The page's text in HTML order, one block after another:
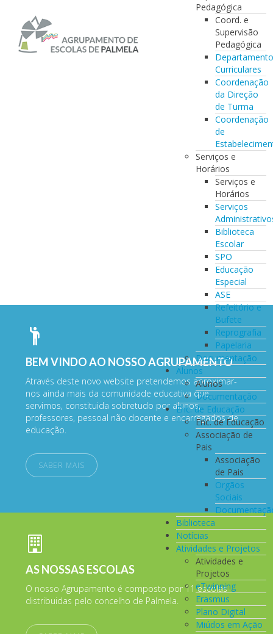
Pedagógica
Coord. e
Supervisão
Pedagógica
Curriculares
Coordenação
da Direção
de Turma
Coordenação
de
Serviços e
Horários
Serviços e
Horários
Serviços
Biblioteca
Escolar
SPO
Educação
Especial
ASE
Refeitório e
Bufete
Reprografia
Papelaria
Documentação
Alunos
Alunos
Documentação
Enc. de Educação
Enc. de Educação
Associação de
Pais
Associação
de Pais
Orgãos
Sociais
Biblioteca
Notícias
Atividades e Projetos
Atividades e
Projetos
eTwinning
Erasmus
Plano Digital
Miúdos em Ação
BEM VINDO AO NOSSO AGRUPAMENTO
Através deste novo website pretendemos aproximar-
nos ainda mais da comunidade educativa que
servimos, constituida sobretudo por alunos,
professores, pessoal não docente e encarregados de
educação.
SABER MAIS
AS NOSSAS ESCOLAS
O nosso Agrupamento é composto por 11 escolas
distribuidas pelo concelho de Palmela.